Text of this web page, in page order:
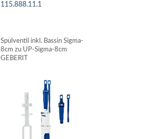
115.888.11.1
Spülventil inkl. Bassin Sigma-
8cm zu UP-Sigma-8cm
GEBERIT